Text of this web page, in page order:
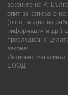
законите на Р.
опит за копиране на
(лого, модел на
информация и др.)
преследван с
закона!
Интернет
ЕООД